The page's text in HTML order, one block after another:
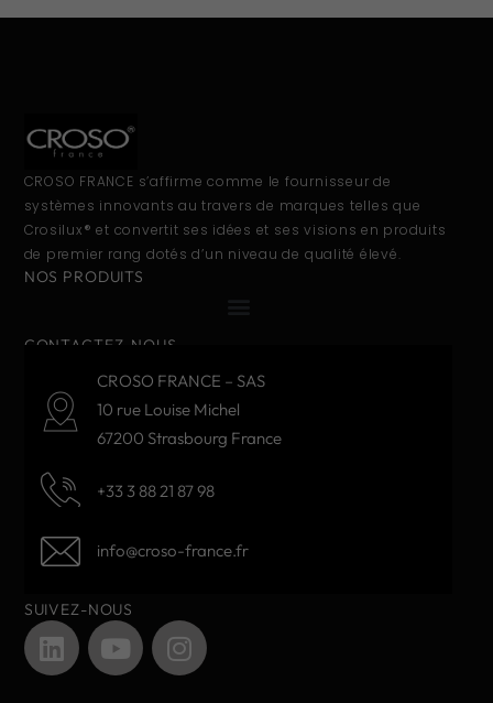
CROSO FRANCE s’affirme comme le fournisseur de
systèmes innovants au travers de marques telles que
Crosilux® et convertit ses idées et ses visions en produits
de premier rang dotés d’un niveau de qualité élevé.
NOS PRODUITS
CONTACTEZ-NOUS
CROSO FRANCE – SAS
10 rue Louise Michel
67200 Strasbourg France
+33 3 88 21 87 98
info@croso-france.fr
SUIVEZ-NOUS